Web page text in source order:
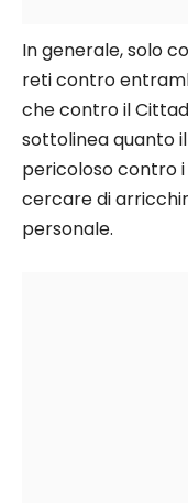
In generale, solo
reti contro
che contro il
sottolinea quanto
pericoloso contro
cercare di
personale.